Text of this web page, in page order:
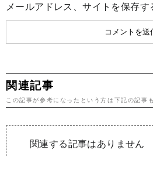
メールアドレス、サイトを保存す
関連記事
この記事が参考になったという方は下記の記事
関連する記事はありません